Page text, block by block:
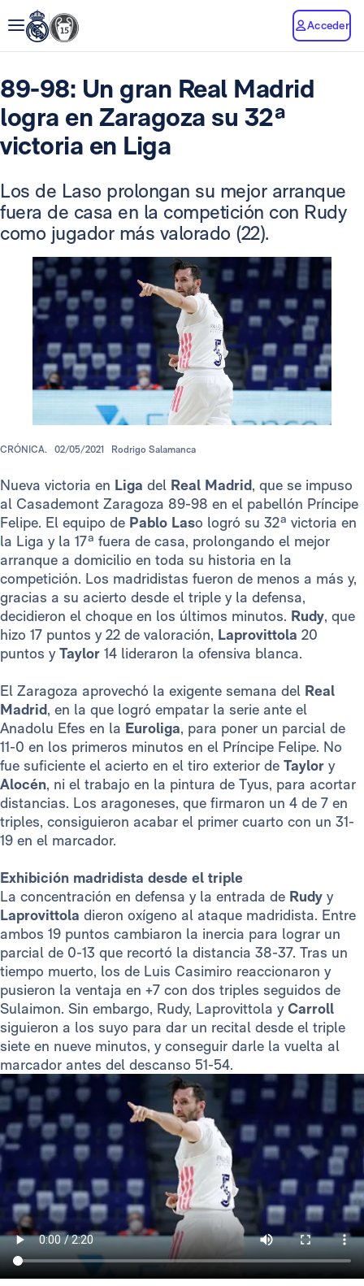
Acceder
89-98: Un gran Real Madrid
logra en Zaragoza su 32ª
victoria en Liga
Los de Laso prolongan su mejor arranque
fuera de casa en la competición con Rudy
como jugador más valorado (22).
CRÓNICA. 02/05/2021 Rodrigo Salamanca
Nueva victoria en Liga del Real Madrid, que se impuso
al Casademont Zaragoza 89-98 en el pabellón Príncipe
Felipe. El equipo de Pablo Laso logró su 32ª victoria en
la Liga y la 17ª fuera de casa, prolongando el mejor
arranque a domicilio en toda su historia en la
competición. Los madridistas fueron de menos a más y,
gracias a su acierto desde el triple y la defensa,
decidieron el choque en los últimos minutos. Rudy, que
hizo 17 puntos y 22 de valoración, Laprovittola 20
puntos yTaylor 14 lideraron la ofensiva blanca.
El Zaragoza aprovechó la exigente semana del Real
Madrid, en la que logró empatar la serie ante el
Anadolu Efes en la Euroliga, para poner un parcial de
11-0 en los primeros minutos en el Príncipe Felipe. No
fue suficiente el acierto en el tiro exterior de Taylor y
Alocén, ni el trabajo en la pintura de Tyus, para acortar
distancias. Los aragoneses, que firmaron un 4 de 7 en
triples, consiguieron acabar el primer cuarto con un 31-
19 en el marcador.
Exhibición madridista desde el triple
La concentración en defensa y la entrada de Rudy y
Laprovittola dieron oxígeno al ataque madridista. Entre
ambos 19 puntos cambiaron la inercia para lograr un
parcial de 0-13 que recortó la distancia 38-37. Tras un
tiempo muerto, los de Luis Casimiro reaccionaron y
pusieron la ventaja en +7 con dos triples seguidos de
Sulaimon. Sin embargo, Rudy, Laprovittola yCarroll
siguieron a los suyo para dar un recital desde el triple
siete en nueve minutos, y conseguir darle la vuelta al
marcador antes del descanso 51-54.